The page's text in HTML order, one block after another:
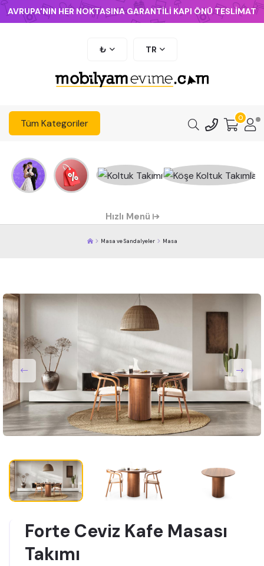
AVRUPA'NIN HER NOKTASINA GARANTİLİ KAPI ÖNÜ TESLİMAT
₺ TR
Tüm Kategoriler 0
Hızlı Menü
Masa ve Sandalyeler Masa
Forte Ceviz Kafe Masası
Takımı